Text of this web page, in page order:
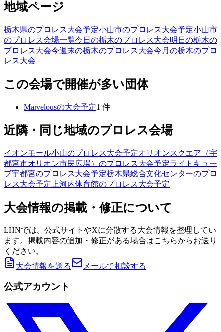
地域ページ
栃木県のプロレス大会予定小山市のプロレス大会予定小山市
のプロレス会場一覧今日の栃木のプロレス大会明日の栃木の
プロレス大会今週末の栃木のプロレス大会今月の栃木のプロ
レス大会
この会場で開催が多い団体
Marvelousの大会予定1 件
近隣・同じ地域のプロレス会場
イオンモール小山のプロレス大会予定オリオンスクエア（宇
都宮市オリオン市民広場） のプロレス大会予定ライトキュー
ブ宇都宮のプロレス大会予定栃木県総合文化センターのプロ
レス大会予定 上河内体育館のプロレス大会予定
大会情報の掲載・修正について
LHNでは、公式サイトやXに分散する大会情報を整理してい
ます。掲載内容の追加・修正がある場合はこちらからお送り
ください。
大会情報を送る
メールで相談する
公式アカウント